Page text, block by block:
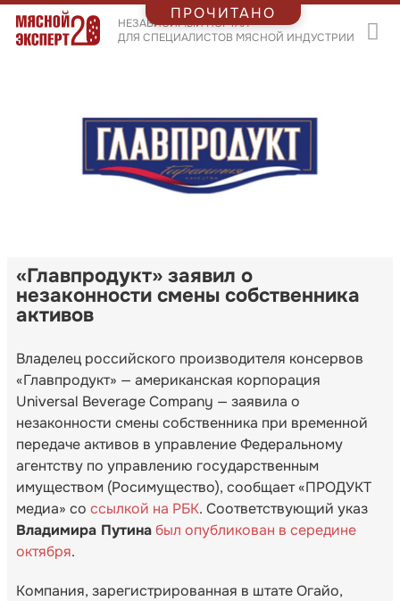
НЕЗАВИСИМЫЙ ПОРТАЛ
ДЛЯ СПЕЦИАЛИСТОВ МЯСНОЙ ИНДУСТРИИ
«Главпродукт» заявил о
незаконности смены собственника
активов
Владелец российского производителя консервов
«Главпродукт» — американская корпорация
Universal Beverage Company — заявила о
незаконности смены собственника при временной
передаче активов в управление Федеральному
агентству по управлению государственным
имуществом (Росимущество), сообщает «ПРОДУКТ
медиа» со ссылкой на РБК. Соответствующий указ
Владимира Путинабыл опубликован в середине
октября.
Компания, зарегистрированная в штате Огайо,
ПРОЧИТАНО